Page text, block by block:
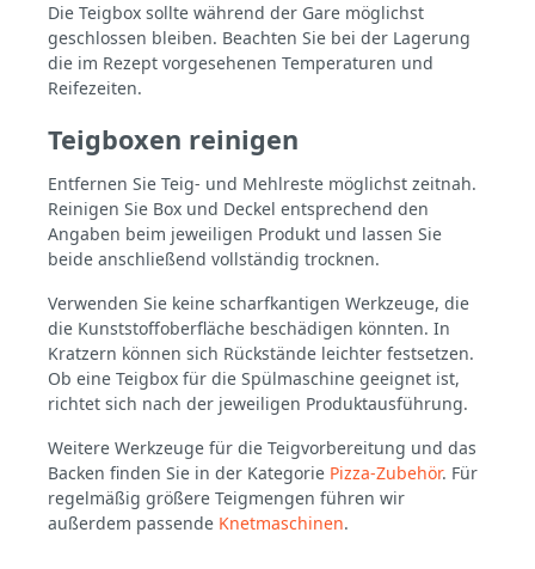
Die Teigbox sollte während der Gare möglichst
geschlossen bleiben. Beachten Sie bei der Lagerung
die im Rezept vorgesehenen Temperaturen und
Reifezeiten.
Teigboxen reinigen
Entfernen Sie Teig- und Mehlreste möglichst zeitnah.
Reinigen Sie Box und Deckel entsprechend den
Angaben beim jeweiligen Produkt und lassen Sie
beide anschließend vollständig trocknen.
Verwenden Sie keine scharfkantigen Werkzeuge, die
die Kunststoffoberfläche beschädigen könnten. In
Kratzern können sich Rückstände leichter festsetzen.
Ob eine Teigbox für die Spülmaschine geeignet ist,
richtet sich nach der jeweiligen Produktausführung.
Weitere Werkzeuge für die Teigvorbereitung und das
Backen finden Sie in der Kategorie Pizza-Zubehör. Für
regelmäßig größere Teigmengen führen wir
außerdem passende Knetmaschinen.